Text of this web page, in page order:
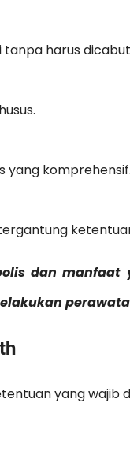
tanpa harus
yang komprehensif.
dan manfaat
yang wajib